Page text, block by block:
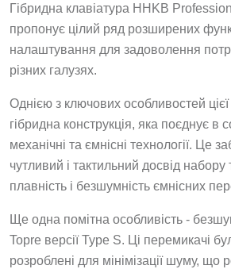
Гібридна клавіатура HHKB
пропонує цілий ряд розширених
налаштування для задоволення
різних галузях.
Однією з ключових особливостей цієї
гібридна конструкція, яка поєднує в
механічні та ємнісні технології. Це
чутливий і тактильний досвід набору
плавність і безшумність ємнісних
Ще одна помітна особливість -
Topre версії Type S. Ці перемикачі
розроблені для мінімізації шуму, що